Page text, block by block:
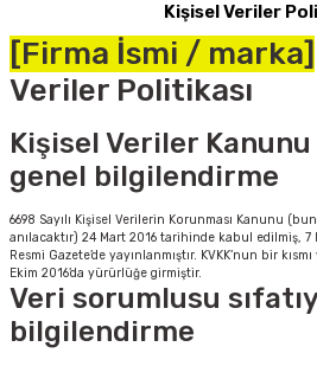
Kişisel Veriler
[Firma İsmi / marka]
Veriler Politikası
Kişisel Veriler Kanunu
genel bilgilendirme
6698 Sayılı Kişisel Verilerin Korunması Kanunu
anılacaktır) 24 Mart 2016 tarihinde kabul edilmiş, 7
Resmi Gazete’de yayınlanmıştır. KVKK’nun bir
Ekim 2016’da yürürlüğe girmiştir.
Veri sorumlusu
bilgilendirme